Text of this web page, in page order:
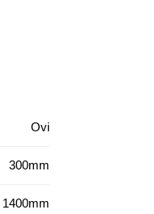
Ovi
300mm
1400mm